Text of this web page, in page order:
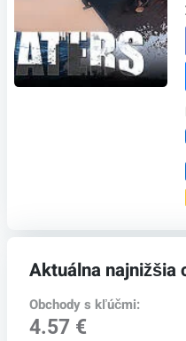
Aktuálna najnižšia
Obchody s kľúčmi:
4.57 €